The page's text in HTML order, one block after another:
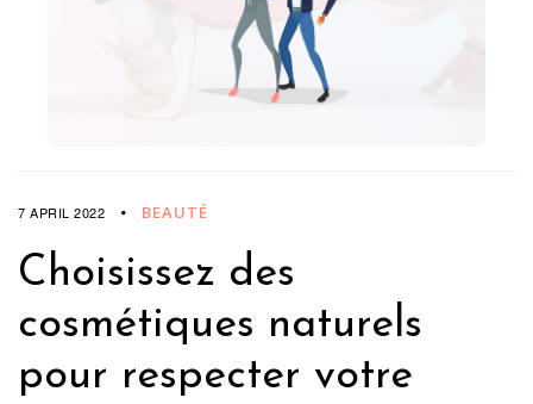
7 APRIL 2022 BEAUTÉ
Choisissez des
cosmétiques naturels
pour respecter votre